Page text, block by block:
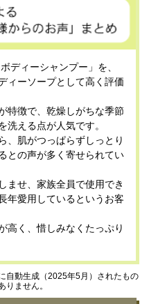
ディーシャンプー」を、
ィーソープとして高く評価
特徴で、乾燥しがちな季節
洗える点が人気です。
、肌がつっぱらずしっとり
との声が多く寄せられてい
ませ、家族全員で使用でき
年愛用しているというお客
高く、惜しみなくたっぷり
自動生成（2025年5月）されたもの
りません。